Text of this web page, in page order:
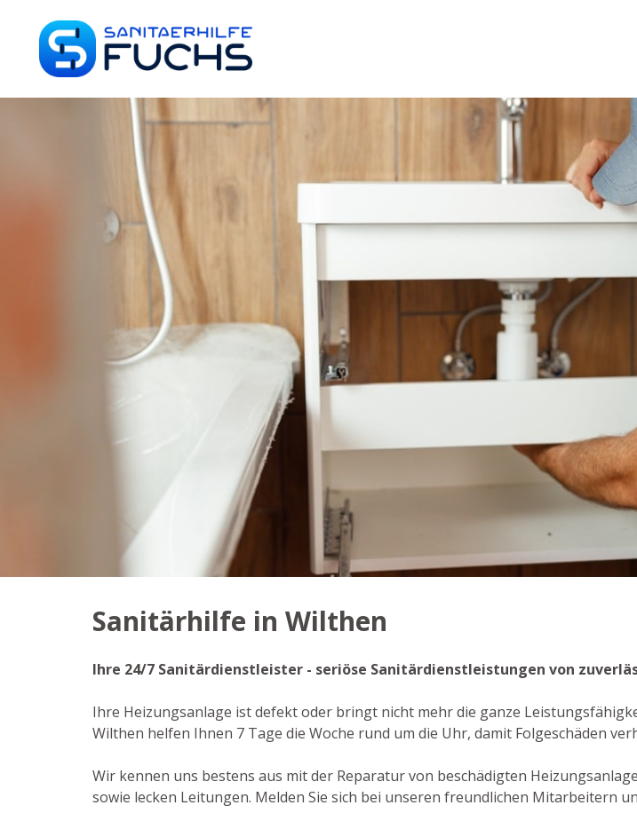
Sanitärhilfe in Wilthen
Ihre 24/7 Sanitärdienstleister - seriöse Sanitärdienstleistungen von
Ihre Heizungsanlage ist defekt oder bringt nicht mehr die ganze
Wilthen helfen Ihnen 7 Tage die Woche rund um die Uhr, damit Folgeschäden
Wir kennen uns bestens aus mit der Reparatur von beschädigten
sowie lecken Leitungen. Melden Sie sich bei unseren freundlichen Mitarbeitern